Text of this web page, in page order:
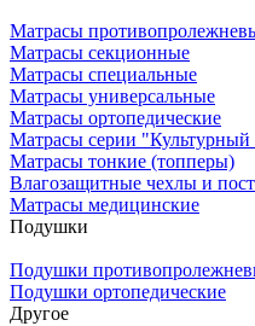
Матрасы
Матрасы секционные
Матрасы специальные
Матрасы универсальные
Матрасы ортопедические
Матрасы серии "Культурный
Матрасы тонкие (топперы)
Влагозащитные чехлы и
Матрасы медицинские
Подушки
Подушки
Подушки ортопедические
Другое